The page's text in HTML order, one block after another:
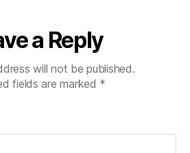
a Reply
will not be published.
fields are marked *